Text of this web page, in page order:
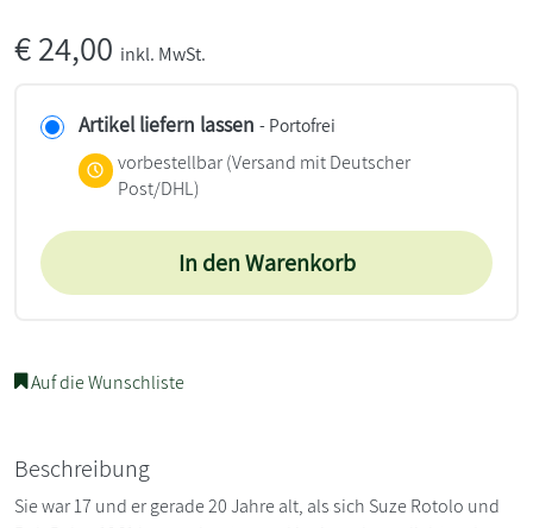
€24,00 inkl. MwSt.
Artikel liefern lassen - Portofrei
vorbestellbar(Versand mit Deutscher
Post/DHL)
In den Warenkorb
Auf die Wunschliste
Beschreibung
Sie war 17 und er gerade 20 Jahre alt, als sich Suze Rotolo und